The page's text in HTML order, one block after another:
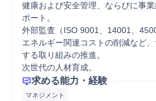
健康および安全管理、ならびに事
ポート。
外部監査（ISO 9001、14001、
エネルギー関連コストの削減など
する取り組みの推進。
次世代の人材育成。
求める能力・経験
マネジメント